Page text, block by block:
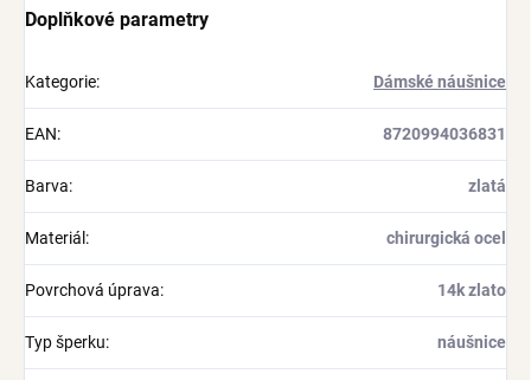
Doplňkové parametry
Kategorie: Dámské náušnice
EAN: 8720994036831
Barva: zlatá
Materiál : chirurgická ocel
Povrchová úprava: 14k zlato
Typ šperku: náušnice